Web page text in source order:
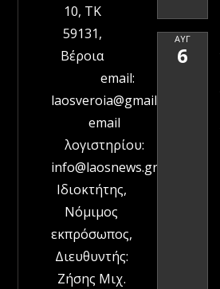
10, ΤΚ
59131,
Βέροια
email:
laosveroia@gmail.com
email
λογιστηρίου:
info@laosnews.gr
Ιδιοκτήτης,
Νόμιμος
εκπρόσωπος,
Διευθυντής:
Ζήσης Μιχ.
ΑΥΓ
6